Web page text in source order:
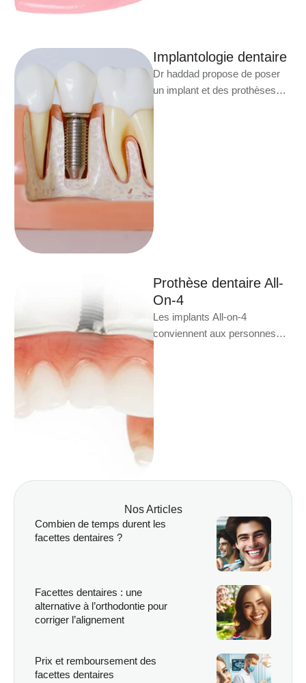
Implantologie dentaire
Dr haddad propose de poser
un implant et des prothèses
dentaires suite à la perte d’une
Prothèse dentaire All-
On-4
Les implants All-on-4
conviennent aux personnes
recherchant une solution
Nos Articles
Combien de temps durent les
facettes dentaires ?
Facettes dentaires : une
alternative à l’orthodontie pour
corriger l’alignement
Prix et remboursement des
facettes dentaires